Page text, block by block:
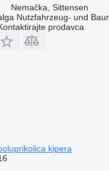
Nemačka, Sittensen
Nutzfahrzeug- und
prodavca
kipera